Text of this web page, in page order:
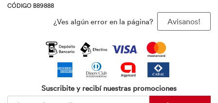
CÓDIGO B89888
¿Ves algún error en la página? Avisanos!
Suscribite y recibí nuestras promociones